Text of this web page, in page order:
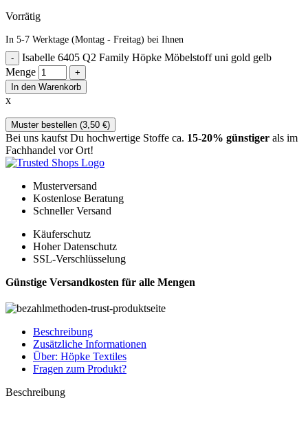
Vorrätig
In 5-7 Werktage (Montag - Freitag) bei Ihnen
Isabelle 6405 Q2 Family Höpke Möbelstoff uni gold gelb
Menge
In den Warenkorb
x
Muster bestellen (3,50 €)
Bei uns kaufst Du hochwertige Stoffe ca. 15-20% günstiger als im
Fachhandel vor Ort!
Musterversand
Kostenlose Beratung
Schneller Versand
Käuferschutz
Hoher Datenschutz
SSL-Verschlüsselung
Günstige Versandkosten für alle Mengen
Beschreibung
Zusätzliche Informationen
Über: Höpke Textiles
Fragen zum Produkt?
Beschreibung